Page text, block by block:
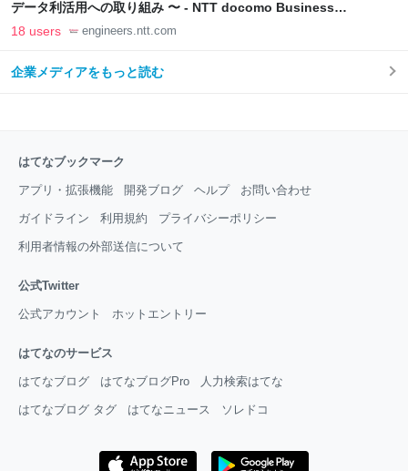
データ利活用への取り組み 〜 - NTT docomo Business
Engineers' Blog
18 users engineers.ntt.com
企業メディアをもっと読む
はてなブックマーク
アプリ・拡張機能 開発ブログ ヘルプ お問い合わせ
ガイドライン 利用規約 プライバシーポリシー
利用者情報の外部送信について
公式Twitter
公式アカウント ホットエントリー
はてなのサービス
はてなブログ はてなブログPro 人力検索はてな
はてなブログ タグ はてなニュース ソレドコ